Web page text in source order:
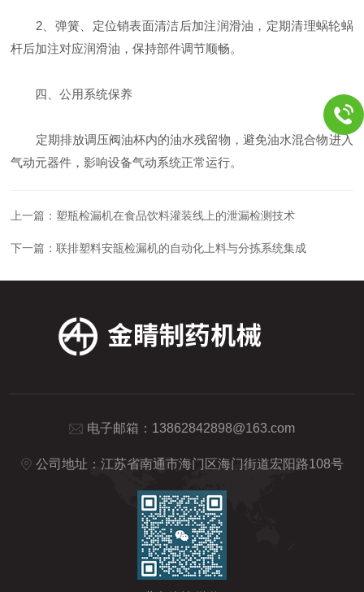
2、弹簧、定位销表面清洁后加注润滑油，定期清理蜗轮蜗
杆后加注对应润滑油，保持部件调节顺畅。
四、公用系统保养
定期排放调压阀油杯内的油水残留物，避免油水混合物进入
气动元器件，影响设备气动系统正常运行。
上一篇： 塑瓶检漏机在食品饮料灌装线上的泄漏检测技术
下一篇：联排塑料安瓿检漏机的自动化上料与分拣系统集成
电子邮箱： 13862842898@163.com
公司地址：江苏省南通市海门区海门街道宏阳路108号